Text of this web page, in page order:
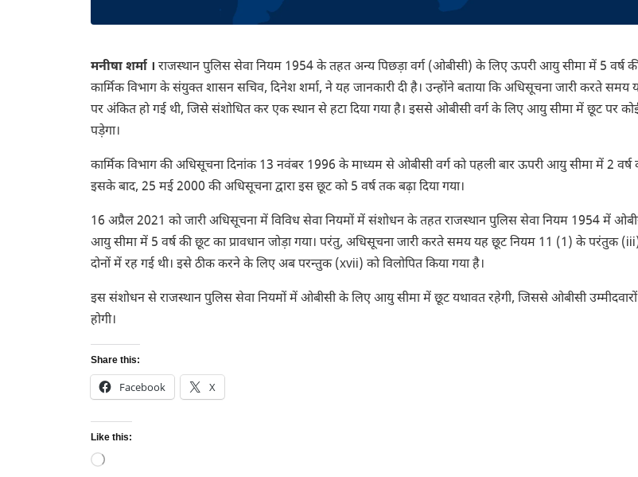
मनीषा शर्मा । राजस्थान पुलिस सेवा नियम 1954 के तहत अन्य पिछड़ा वर्ग (ओबीसी) के लिए ऊपरी आयु सीमा में 5 वर्ष
कार्मिक विभाग के संयुक्त शासन सचिव, दिनेश शर्मा, ने यह जानकारी दी है। उन्होंने बताया कि अधिसूचना जारी करते
पर अंकित हो गई थी, जिसे संशोधित कर एक स्थान से हटा दिया गया है। इससे ओबीसी वर्ग के लिए आयु सीमा में छूट पर कोई
पड़ेगा।
कार्मिक विभाग की अधिसूचना दिनांक 13 नवंबर 1996 के माध्यम से ओबीसी वर्ग को पहली बार ऊपरी आयु सीमा में 2 वर्ष
इसके बाद, 25 मई 2000 की अधिसूचना द्वारा इस छूट को 5 वर्ष तक बढ़ा दिया गया।
16 अप्रैल 2021 को जारी अधिसूचना में विविध सेवा नियमों में संशोधन के तहत राजस्थान पुलिस सेवा नियम 1954 में
आयु सीमा में 5 वर्ष की छूट का प्रावधान जोड़ा गया। परंतु, अधिसूचना जारी करते समय यह छूट नियम 11 (1) के परंतुक
दोनों में रह गई थी। इसे ठीक करने के लिए अब परन्तुक (xvii) को विलोपित किया गया है।
इस संशोधन से राजस्थान पुलिस सेवा नियमों में ओबीसी के लिए आयु सीमा में छूट यथावत रहेगी, जिससे ओबीसी
होगी।
Share this:
Facebook X
Like this:
Loading…